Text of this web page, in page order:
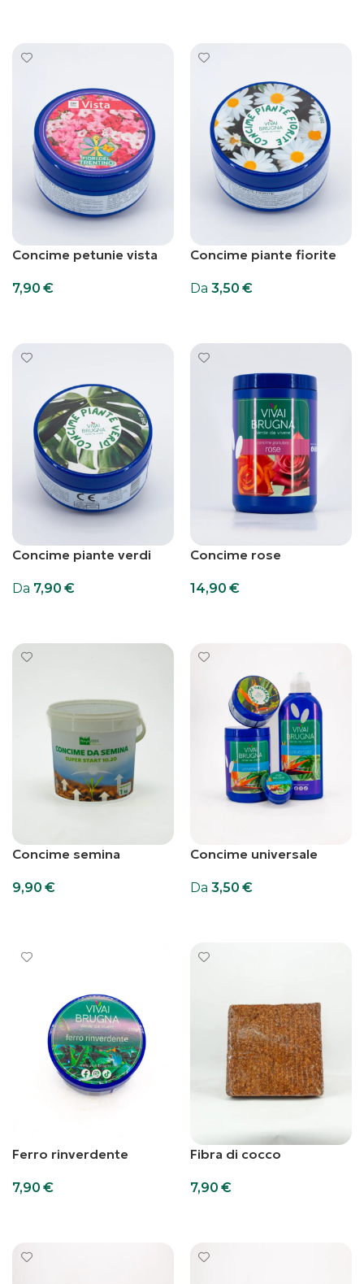
Concime petunie vista
7,90 €
Concime piante fiorite
Da 3,50 €
Concime piante verdi
Da 7,90 €
Concime rose
14,90 €
Concime semina
9,90 €
Concime universale
Da 3,50 €
Ferro rinverdente
7,90 €
Fibra di cocco
7,90 €